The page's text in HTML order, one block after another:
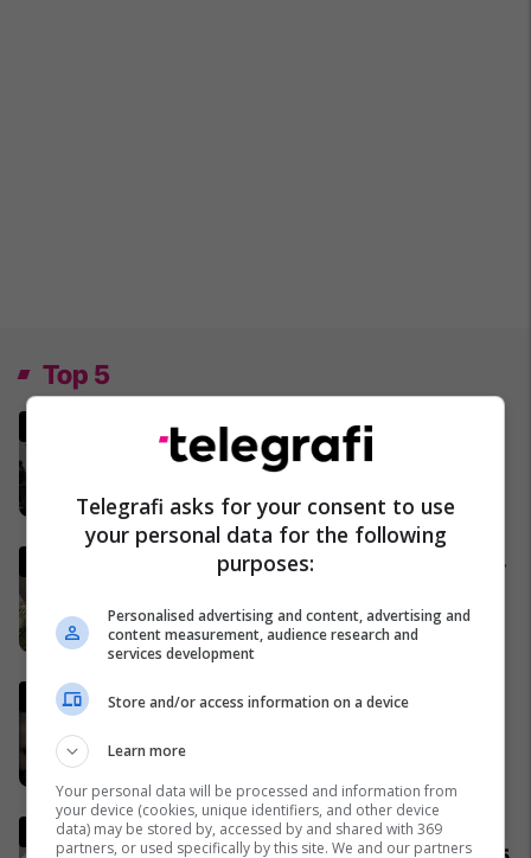
Top 5
MINUTË PAS MINUTE - A po
funksionon armëpushimi
SHBA-Iran?
02/04/2026
Gjermania shtrëngon rregullat,
ushtria për të dalë jashtë
shtetit
04/04/2026
Lideri i Iranit thyen heshtjen,
Komuniteti shqiptar do të
Telegrafi asks for your consent to use
your personal data for the following
purposes:
Personalised advertising and content, advertising and
content measurement, audience research and
services development
Store and/or access information on a device
Learn more
Your personal data will be processed and information from
your device (cookies, unique identifiers, and other device
data) may be stored by, accessed by and shared with 369
partners, or used specifically by this site. We and our partners